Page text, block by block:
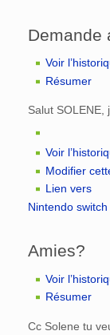
Demande
Voir
Résumer
Salut
Voir
Modifier
Lien vers
Nintendo switch
Amies?
Voir
Résumer
Cc Solene tu